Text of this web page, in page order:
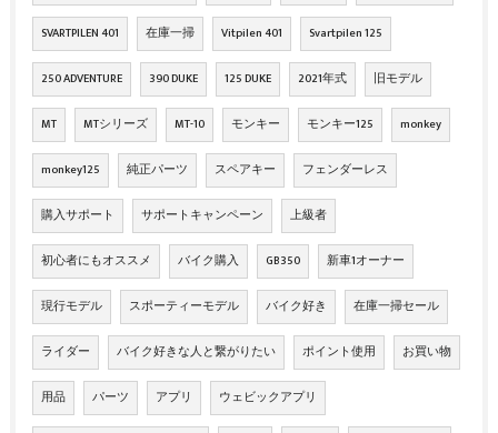
SVARTPILEN 401 在庫一掃 Vitpilen 401 Svartpilen 125
250 ADVENTURE 390 DUKE 125 DUKE 2021年式 旧モデル
MT MTシリーズ MT-10 モンキー モンキー125 monkey
monkey125 純正パーツ スペアキー フェンダーレス
購入サポート サポートキャンペーン 上級者
初心者にもオススメ バイク購入 GB350 新車1オーナー
現行モデル スポーティーモデル バイク好き 在庫一掃セール
ライダー バイク好きな人と繋がりたい ポイント使用 お買い物
用品 パーツ アプリ ウェビックアプリ